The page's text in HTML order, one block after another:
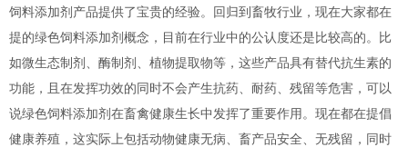
饲料添加剂产品提供了宝贵的经验。回归到畜牧行业，现在大家都在
提的绿色饲料添加剂概念，目前在行业中的公认度还是比较高的。比
如微生态制剂、酶制剂、植物提取物等，这些产品具有替代抗生素的
功能，且在发挥功效的同时不会产生抗药、耐药、残留等危害，可以
说绿色饲料添加剂在畜禽健康生长中发挥了重要作用。现在都在提倡
健康养殖，这实际上包括动物健康无病、畜产品安全、无残留，同时